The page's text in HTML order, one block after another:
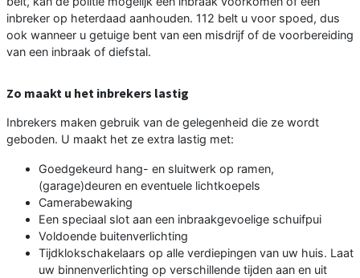
inbreker op heterdaad aanhouden. 112 belt u voor spoed, dus
ook wanneer u getuige bent van een misdrijf of de voorbereiding
van een inbraak of diefstal.
Zo maakt u het inbrekers lastig
Inbrekers maken gebruik van de gelegenheid die ze wordt
geboden. U maakt het ze extra lastig met:
Goedgekeurd hang- en sluitwerk op ramen,
(garage)deuren en eventuele lichtkoepels
Camerabewaking
Een speciaal slot aan een inbraakgevoelige schuifpui
Voldoende buitenverlichting
Tijdklokschakelaars op alle verdiepingen van uw huis. Laat
uw binnenverlichting op verschillende tijden aan en uit